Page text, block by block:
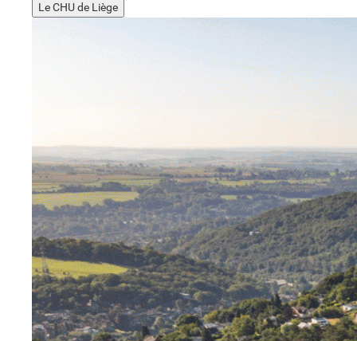
Le CHU de Liège